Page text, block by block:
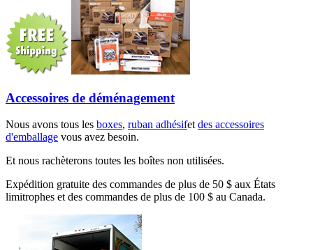
Accessoires de déménagement
Nous avons tous les boxes, ruban adhésifet des accessoires
d'emballage vous avez besoin.
Et nous rachèterons toutes les boîtes non utilisées.
Expédition gratuite des commandes de plus de 50 $ aux États
limitrophes et des commandes de plus de 100 $ au Canada.